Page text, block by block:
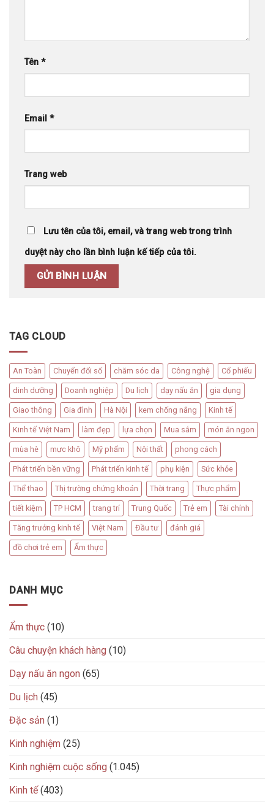
Tên *
Email *
Trang web
Lưu tên của tôi, email, và trang web trong trình
duyệt này cho lần bình luận kế tiếp của tôi.
TAG CLOUD
An Toàn Chuyển đổi số chăm sóc da Công nghệ Cổ phiếu
dinh dưỡng Doanh nghiệp Du lịch dạy nấu ăn gia dụng
Giao thông Gia đình Hà Nội kem chống nắng Kinh tế
Kinh tế Việt Nam làm đẹp lựa chọn Mua sắm món ăn ngon
mùa hè mực khô Mỹ phẩm Nội thất phong cách
Phát triển bền vững Phát triển kinh tế phụ kiện Sức khỏe
Thể thao Thị trường chứng khoán Thời trang Thực phẩm
tiết kiệm TP HCM trang trí Trung Quốc Trẻ em Tài chính
Tăng trưởng kinh tế Việt Nam Đầu tư đánh giá
đồ chơi trẻ em Ẩm thực
DANH MỤC
Ẩm thực (10)
Câu chuyện khách hàng (10)
Dạy nấu ăn ngon (65)
Du lịch (45)
Đặc sản (1)
Kinh nghiệm (25)
Kinh nghiệm cuộc sống (1.045)
Kinh tế(403)